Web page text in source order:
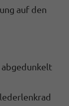
auf den
abgedunkelt